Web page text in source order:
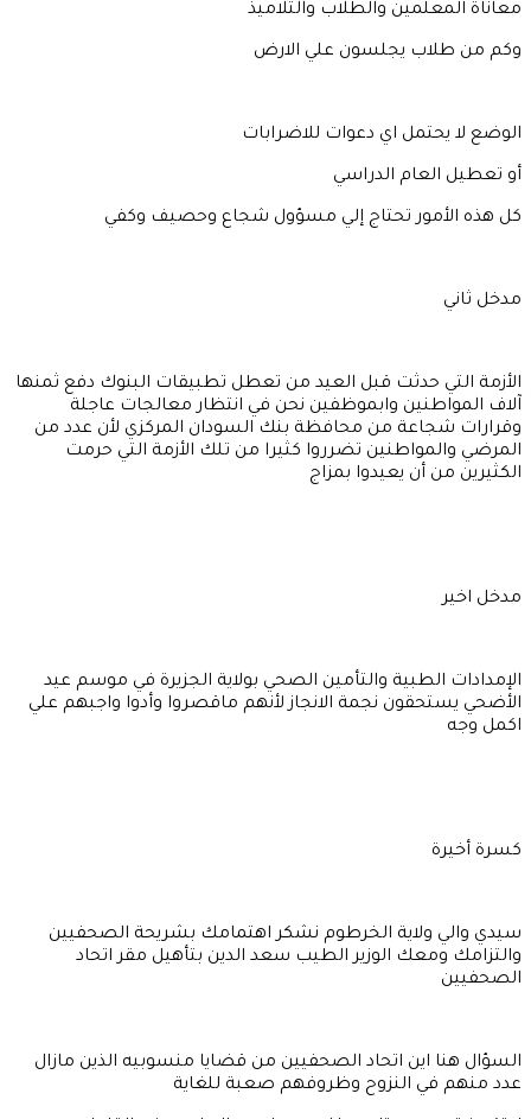
معاناة المعلمين والطلاب والتلاميذ
وكم من طلاب يجلسون علي الارض
الوضع لا يحتمل اي دعوات للاضرابات
أو تعطيل العام الدراسي
كل هذه الأمور تحتاج إلي مسؤول شجاع وحصيف وكفي
مدخل ثاني
الأزمة التي حدثت قبل العيد من تعطل تطبيقات البنوك دفع ثمنها
آلاف المواطنين وابموظفين نحن في انتظار معالجات عاجلة
وقرارات شجاعة من محافظة بنك السودان المركزي لأن عدد من
المرضي والمواطنين تضرروا كثيرا من تلك الأزمة التي حرمت
الكثيرين من أن يعيدوا بمزاج
مدخل اخير
الإمدادات الطبية والتأمين الصحي بولاية الجزيرة في موسم عيد
الأضحي يستحقون نجمة الانجاز لأنهم ماقصروا وأدوا واجبهم علي
اكمل وجه
كسرة أخيرة
سيدي والي ولاية الخرطوم نشكر اهتمامك بشريحة الصحفيين
والتزامك ومعك الوزير الطيب سعد الدين بتأهيل مقر اتحاد
الصحفيين
السؤال هنا اين اتحاد الصحفيين من قضايا منسوبيه الذين مازال
عدد منهم في النزوح وظروفهم صعبة للغاية